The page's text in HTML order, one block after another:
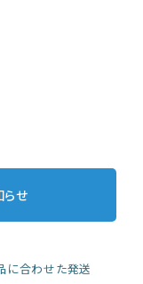
せ
に合わせた発送